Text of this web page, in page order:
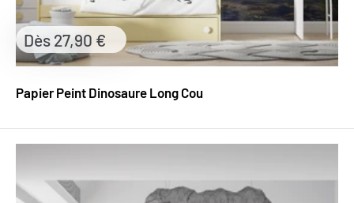
Papier Peint Dinosaure Long Cou
Prix
réduit
Dès 27,90 €